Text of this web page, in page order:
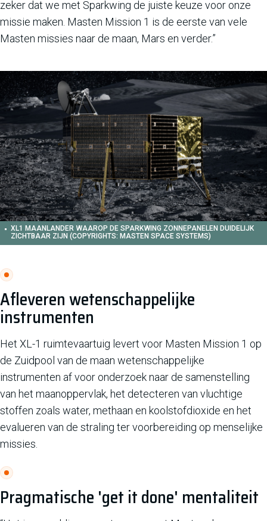
zeker dat we met Sparkwing de juiste keuze voor onze
missie maken. Masten Mission 1 is de eerste van vele
Masten missies naar de maan, Mars en verder.”
XL1 MAANLANDER WAAROP DE SPARKWING ZONNEPANELEN DUIDELIJK
ZICHTBAAR ZIJN (COPYRIGHTS: MASTEN SPACE SYSTEMS)
Afleveren wetenschappelijke
instrumenten
Het XL-1 ruimtevaartuig levert voor Masten Mission 1 op
de Zuidpool van de maan wetenschappelijke
instrumenten af voor onderzoek naar de samenstelling
van het maanoppervlak, het detecteren van vluchtige
stoffen zoals water, methaan en koolstofdioxide en het
evalueren van de straling ter voorbereiding op menselijke
missies.
Pragmatische 'get it done' mentaliteit